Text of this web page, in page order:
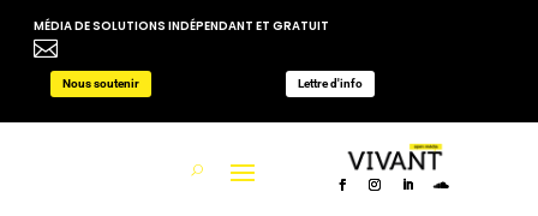
MÉDIA DE SOLUTIONS INDÉPENDANT ET GRATUIT

Nous soutenir Lettre d'info